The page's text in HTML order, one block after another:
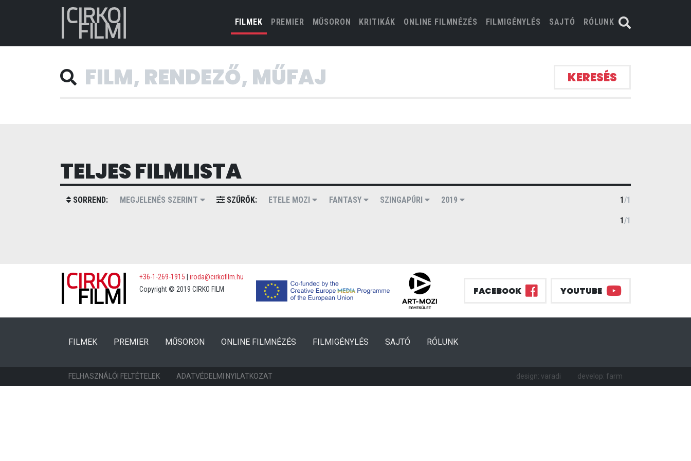
FILMEK(CURRENT)
PREMIER MŰSORON KRITIKÁK ONLINE FILMNÉZÉS FILMIGÉNYLÉS SAJTÓ RÓLUNK
KERESÉS
TELJES FILMLISTA
SORREND: MEGJELENÉS SZERINT SZŰRŐK: ETELE MOZI FANTASY SZINGAPÚRI 2019 1/1
1/1
+36-1-269-1915
iroda@cirkofilm.hu
Copyright © 2019 CIRKO FILM
FACEBOOK YOUTUBE
FILMEK(CURRENT)
PREMIER (CURRENT)
MŰSORON ONLINE FILMNÉZÉS FILMIGÉNYLÉS SAJTÓ RÓLUNK
FELHASZNÁLÓI FELTÉTELEK ADATVÉDELMI NYILATKOZAT design: varadi develop: farm